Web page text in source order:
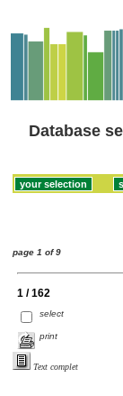
Database
page 1 of 9
1 / 162
select
print
Text complet